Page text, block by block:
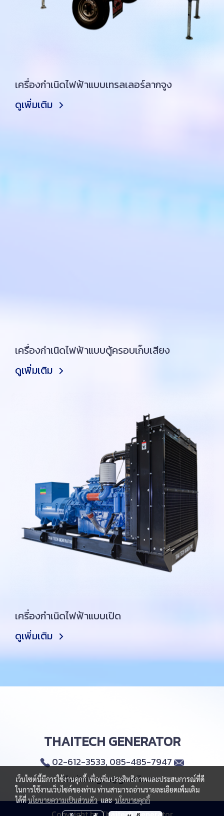
เครื่องกำเนิดไฟฟ้าแบบเทรลเลอร์ลากจูง
ดูเพิ่มเติม
เครื่องกำเนิดไฟฟ้าแบบตู้ครอบเก็บเสียง
ดูเพิ่มเติม
เครื่องกำเนิดไฟฟ้าแบบเปิด
ดูเพิ่มเติม
THAITECH GENERATOR
02-612-3533, 085-485-7947
thaitechgen@gmail.com
เว็บไซต์นี้มีการใช้งานคุกกี้ เพื่อเพิ่มประสิทธิภาพและประสบการณ์ที่ดี
ในการใช้งานเว็บไซต์ของท่าน ท่านสามารถอ่านรายละเอียดเพิ่มเติม
ได้ที่นโยบายความเป็นส่วนตัวและนโยบายคุกกี้